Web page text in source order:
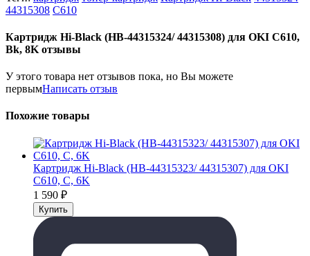
44315308 C610
Картридж Hi-Black (HB-44315324/ 44315308) для OKI C610,
Bk, 8K отзывы
У этого товара нет отзывов пока, но Вы можете
первымНаписать отзыв
Похожие товары
Картридж Hi-Black (HB-44315323/ 44315307) для OKI
C610, C, 6K
1 590 ₽